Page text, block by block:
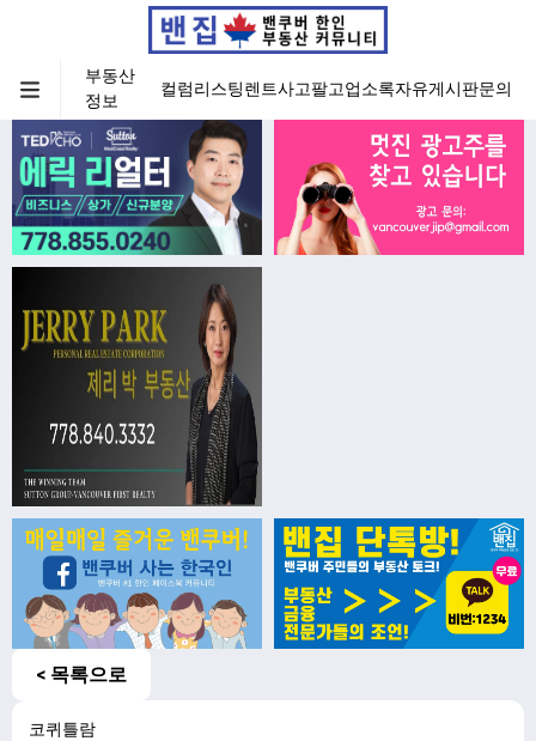
부동산
정보
컬럼리스팅렌트사고팔고업소록자유게시판문의
< 목록으로
코퀴틀람